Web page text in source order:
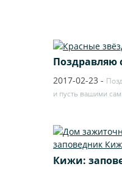
Поздравляю
2017-02-23 -
и пусть вашими
Кижи: